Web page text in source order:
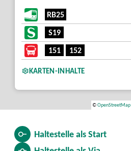
RB25
S19
151
152
KARTEN-INHALTE
©OpenStreetMap
Haltestelle alsStart